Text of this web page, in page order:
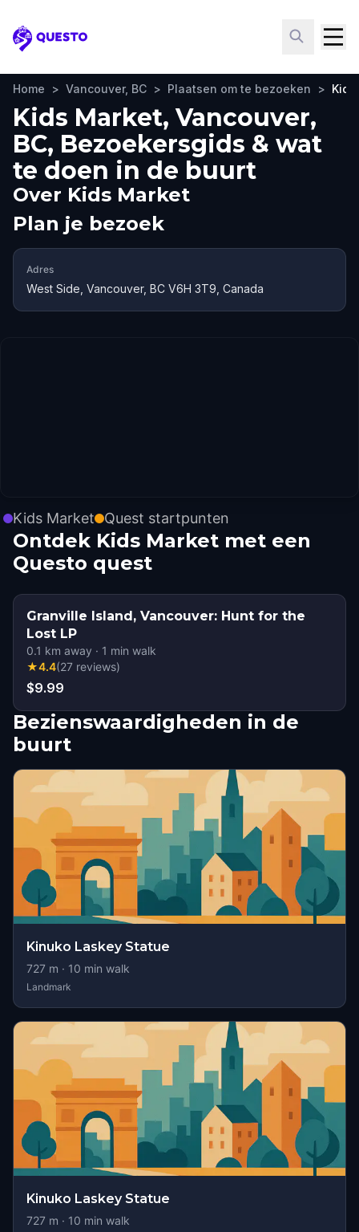
Questo
Home > Vancouver, BC > Plaatsen om te bezoeken >
Kids Market, Vancouver,
BC, Bezoekersgids & wat
te doen in de buurt
Over Kids Market
Plan je bezoek
Adres
West Side, Vancouver, BC V6H 3T9, Canada
Kids Market Quest startpunten
Ontdek Kids Market met een
Questo quest
Granville Island, Vancouver: Hunt for the
Lost LP
0.1 km away · 1 min walk
★4.4(27 reviews)
$9.99
Bezienswaardigheden in de
buurt
Kinuko Laskey Statue
727 m · 10 min walk
Landmark
Kinuko Laskey Statue
727 m · 10 min walk